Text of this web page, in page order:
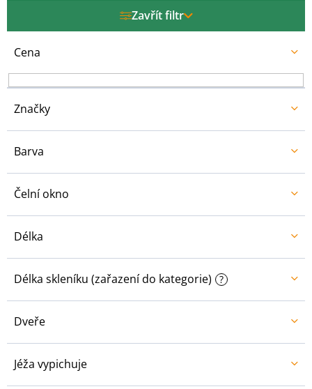
k
t
Zavřít filtr
Cena
Značky
Barva
Čelní okno
Délka
Délka skleníku (zařazení do kategorie) ?
Dveře
Jéža vypichuje